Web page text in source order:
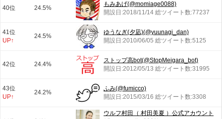
40位 24.5%
もみあげ(@momiage0088)
開設日:2018/11/14 総ツイート数:77237
41位
UP↑
24.5%
ゆうなぎ(夕凪)(@yuunagi_dan)
開設日:2010/06/05 総ツイート数:5125
42位 24.4%
ストップ高bot(@StopMeigara_bot)
開設日:2012/05/13 総ツイート数:31995
43位
UP↑
24.2%
ふみ(@fumicco)
開設日:2015/03/16 総ツイート数:3308
ウルフ村田（ 村田美夏 ）公式アカウント